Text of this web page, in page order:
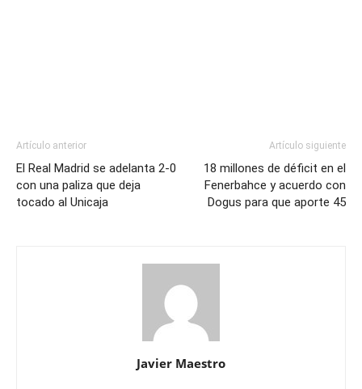
Artículo anterior
El Real Madrid se adelanta 2-0
con una paliza que deja
tocado al Unicaja
Artículo siguiente
18 millones de déficit en el
Fenerbahce y acuerdo con
Dogus para que aporte 45
Javier Maestro